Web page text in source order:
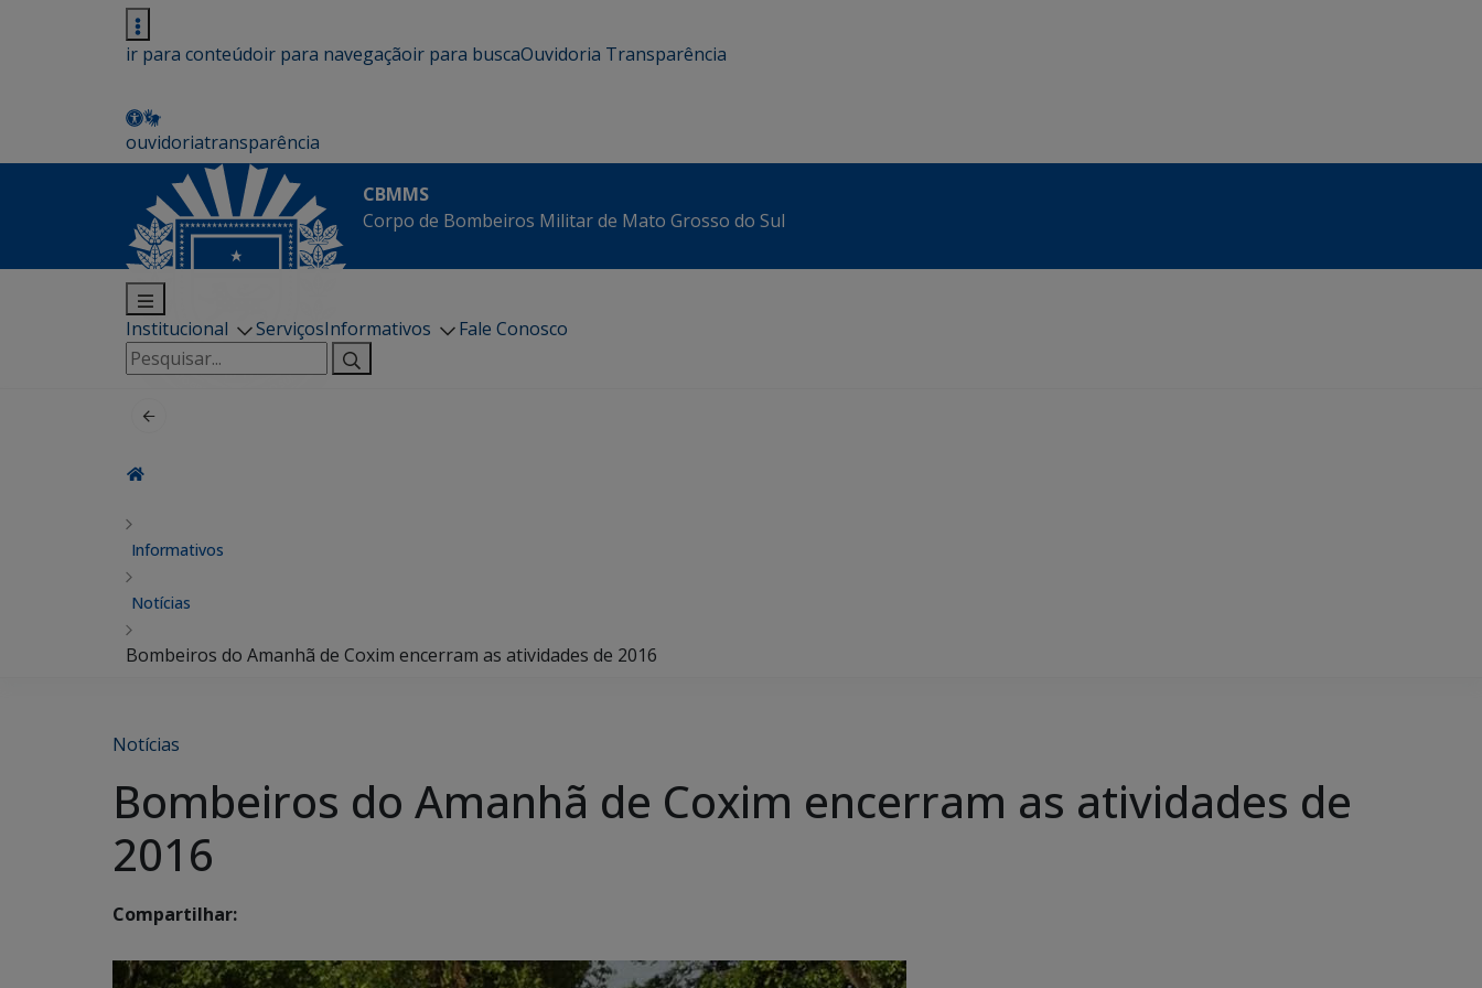
ir para conteúdoir para navegaçãoir para buscaOuvidoria Transparência
ouvidoriatransparência
CBMMS
Corpo de Bombeiros Militar de Mato Grosso do Sul
Institucional ServiçosInformativos
Fale Conosco
Pesquisar
por:
Informativos
Notícias
Bombeiros do Amanhã de Coxim encerram as atividades de 2016
Notícias
Bombeiros do Amanhã de Coxim encerram as atividades de
2016
Compartilhar: